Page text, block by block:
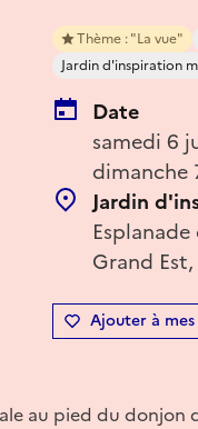
Thème : "La vue"
Jardin d'inspiration
Date
samedi 6
dimanche
Jardin
Grand
Ajouter à
au pied du donjon